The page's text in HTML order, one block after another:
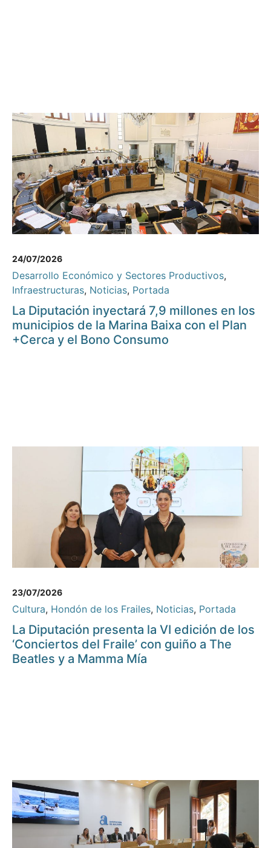
24/07/2026
Desarrollo Económico y Sectores Productivos,
Infraestructuras, Noticias, Portada
La Diputación inyectará 7,9 millones en los
municipios de la Marina Baixa con el Plan
+Cerca y el Bono Consumo
23/07/2026
Cultura, Hondón de los Frailes, Noticias, Portada
La Diputación presenta la VI edición de los
‘Conciertos del Fraile’ con guiño a The
Beatles y a Mamma Mía